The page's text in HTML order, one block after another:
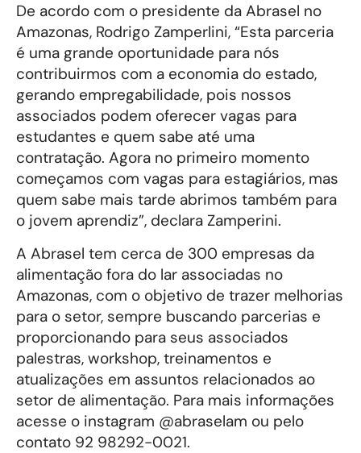
De acordo com o presidente da Abrasel no
Amazonas, Rodrigo Zamperlini, “Esta parceria
é uma grande oportunidade para nós
contribuirmos com a economia do estado,
gerando empregabilidade, pois nossos
associados podem oferecer vagas para
estudantes e quem sabe até uma
contratação. Agora no primeiro momento
começamos com vagas para estagiários, mas
quem sabe mais tarde abrimos também para
o jovem aprendiz”, declara Zamperini.
A Abrasel tem cerca de 300 empresas da
alimentação fora do lar associadas no
Amazonas, com o objetivo de trazer melhorias
para o setor, sempre buscando parcerias e
proporcionando para seus associados
palestras, workshop, treinamentos e
atualizações em assuntos relacionados ao
setor de alimentação. Para mais informações
acesse o instagram @abraselam ou pelo
contato 92 98292-0021.